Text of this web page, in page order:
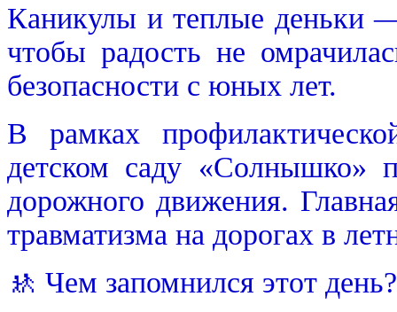
Каникулы и теплые деньки
чтобы радость не
безопасности с юных лет.
В рамках
детском саду «Солнышко»
дорожного движения.
травматизма на дорогах в
🚸 Чем запомнился этот день?